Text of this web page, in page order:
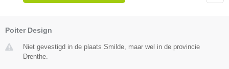
Poiter Design
Niet gevestigd in de plaats Smilde, maar wel in de provincie
Drenthe.